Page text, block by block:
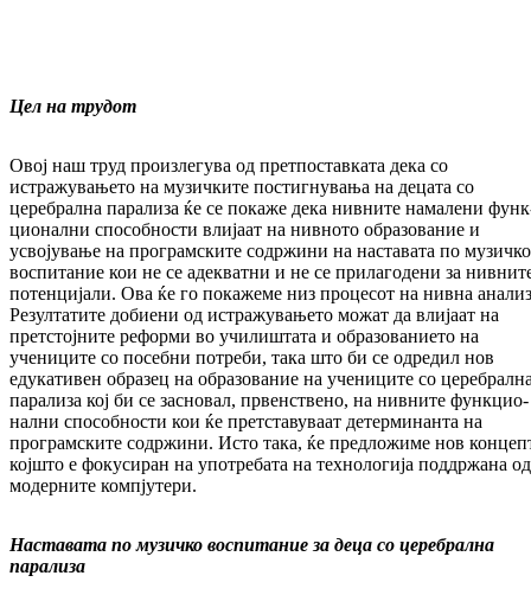
Цел на трудот
Овој наш труд произлегува од прет­пос­тав­ка­та дека со
истражувањето на музичките пос­тиг­нувања на децата со
церебрална парализа ќе се покаже дека нивните намалени
цио­нални способности влијаат на нивното обра­зование и
усвојување на програмските со­држини на наставата по музичко
вос­пи­та­ние кои не се адекватни и не се прилагодени за
потенцијали. Ова ќе го покажеме низ процесот на нивна
Резултатите добиени од истражувањето мо­жат да влијаат на
претстојните реформи во учи­лиштата и образованието на
учениците со посебни потреби, така што би се одредил нов
едукативен образец на образование на уче­ниците со
парализа кој би се зас­новал, првенствено, на нивните функ­цио­
нал­ни способности кои ќе претставуваат де­тер­минанта на
програмските содржини. Исто така, ќе предложиме нов
кој­што е фокусиран на употребата на техно­­ло­гија поддржана од
модерните компјутери.
Наставата по музичко воспитание за деца со церебрална
парализа